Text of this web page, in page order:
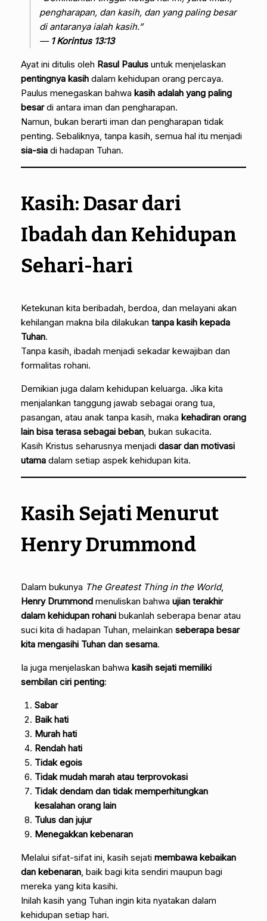
pengharapan, dan kasih, dan yang paling besar
di antaranya ialah kasih.”
— 1 Korintus 13:13
Ayat ini ditulis oleh Rasul Paulus untuk menjelaskan
pentingnya kasih dalam kehidupan orang percaya.
Paulus menegaskan bahwa kasih adalah yang paling
besardi antara iman dan pengharapan.
Namun, bukan berarti iman dan pengharapan tidak
penting. Sebaliknya, tanpa kasih, semua hal itu menjadi
sia-sia di hadapan Tuhan.
Kasih: Dasar dari
Ibadah dan Kehidupan
Sehari-hari
Ketekunan kita beribadah, berdoa, dan melayani akan
kehilangan makna bila dilakukan tanpa kasih kepada
Tuhan.
Tanpa kasih, ibadah menjadi sekadar kewajiban dan
formalitas rohani.
Demikian juga dalam kehidupan keluarga. Jika kita
menjalankan tanggung jawab sebagai orang tua,
pasangan, atau anak tanpa kasih, maka kehadiran orang
lain bisa terasa sebagai beban , bukan sukacita.
Kasih Kristus seharusnya menjadi dasar dan motivasi
utama dalam setiap aspek kehidupan kita.
Kasih Sejati Menurut
Henry Drummond
Dalam bukunya The Greatest Thing in the World,
Henry Drummond menuliskan bahwa ujian terakhir
dalam kehidupan rohani bukanlah seberapa benar atau
suci kita di hadapan Tuhan, melainkan seberapa besar
kita mengasihi Tuhan dan sesama.
Ia juga menjelaskan bahwa kasih sejati memiliki
sembilan ciri penting:
Sabar
Baik hati
Murah hati
Rendah hati
Tidak egois
Tidak mudah marah atau terprovokasi
Tidak dendam dan tidak memperhitungkan
kesalahan orang lain
Tulus dan jujur
Menegakkan kebenaran
Melalui sifat-sifat ini, kasih sejati membawa kebaikan
dan kebenaran , baik bagi kita sendiri maupun bagi
mereka yang kita kasihi.
Inilah kasih yang Tuhan ingin kita nyatakan dalam
kehidupan setiap hari.